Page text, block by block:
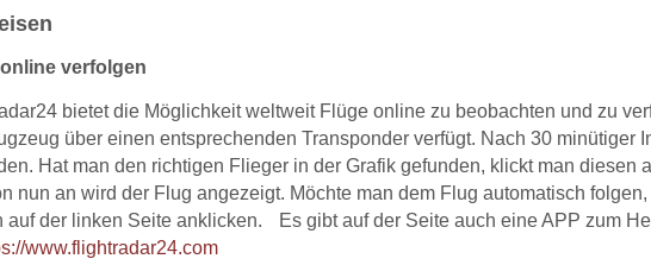
verfolgen
bietet die Möglichkeit weltweit Flüge online zu beobachten und zu
über einen entsprechenden Transponder verfügt. Nach 30 minütiger
Hat man den richtigen Flieger in der Grafik gefunden, klickt man diesen
nun an wird der Flug angezeigt. Möchte man dem Flug automatisch
auf der linken Seite anklicken. Es gibt auf der Seite auch eine APP zum
www.flightradar24.com